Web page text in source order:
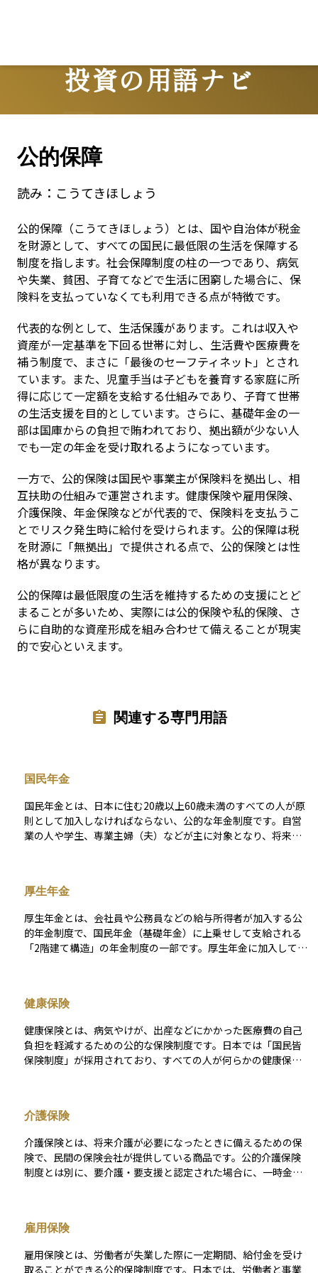
投資の用語ナビ
Terms
公的保障
読み： こうてきほしょう
公的保障（こうてきほしょう）とは、国や自治体が税金
を財源として、すべての国民に最低限の生活を保障する
制度を指します。社会保障制度の柱の一つであり、病気
や失業、貧困、子育てなどで生活に困窮した場合に、保
険料を支払っていなくても利用できる点が特徴です。
代表的な例として、生活保護があります。これは収入や
資産が一定基準を下回る世帯に対し、生活費や医療費を
補う制度で、まさに「最後のセーフティネット」とされ
ています。また、児童手当は子どもを養育する家庭に所
得に応じて一定額を支給する仕組みであり、子育て世帯
の生活支援を目的としています。さらに、基礎年金の一
部は国庫からの負担で賄われており、拠出額が少ない人
でも一定の年金を受け取れるようになっています。
一方で、公的保険は国民や事業主が保険料を拠出し、相
互扶助の仕組みで運営されます。健康保険や雇用保険、
介護保険、年金保険などが代表的で、保険料を支払うこ
とでリスク発生時に給付を受けられます。公的保障は税
を財源に「無拠出」で提供される点で、公的保険とは性
格が異なります。
公的保障は最低限度の生活を維持するための支援にとど
まることが多いため、実際には公的保険や私的保険、さ
らに自助的な資産形成を組み合わせて備えることが現実
的で安心といえます。
関連する専門用語
国民年金
国民年金とは、日本に住む20歳以上60歳未満のすべての人が原
則として加入しなければならない、公的な年金制度です。自営
業の人や学生、専業主婦（夫）などが主に対象となり、将来の
うことで、将来必要となる生活の土台を作る仕組みであり、日
本の年金制度の基本となる重要な制度です。
厚生年金
厚生年金とは、会社員や公務員などの給与所得者が加入する公
的年金制度で、国民年金（基礎年金）に上乗せして支給される
「2階建て構造」の年金制度の一部です。厚生年金に加入してい
て70歳未満の従業員が対象で、加入・脱退や保険料の納付、記
録管理は日本年金機構が行っています。老後の年金だけでな
く、障害年金や遺族年金なども含む包括的な保障があり、給与
収入がある人にとっては、生活保障の中心となる制度です。
健康保険
健康保険とは、病気やけが、出産などにかかった医療費の自己
負担を軽減するための公的な保険制度です。日本では「国民皆
保険制度」が採用されており、すべての人が何らかの健康保険
収入などに応じて決まり、原則として医療費の自己負担は3割で
済みます。また、扶養されている家族（被扶養者）も一定の条
件を満たせば保険の対象となり、個別に保険料を支払わなくて
も医療サービスを受けられる仕組みになっています。健康保険
は日常生活の安心を支える基本的な社会保障制度のひとつで
介護保険
介護保険とは、将来介護が必要になったときに備えるための保
険で、民間の保険会社が提供している商品です。公的介護保険
制度とは別に、要介護・要支援と認定された場合に、一時金や
齢化が進む現代社会において、老後の安心を支える備えとして
注目されている保険のひとつです。 なお、保険の保障内容や保
険金の受け取り条件は商品ごとに大きく異なります。加入を検
雇用保険
雇用保険とは、労働者が失業した際に一定期間、給付金を受け
取ることができる公的保険制度です。日本では、労働者と事業